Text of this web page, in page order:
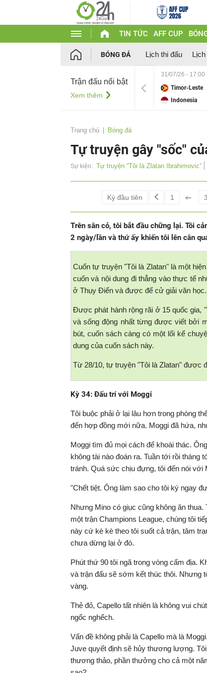
TIN TỨC AFF CUP
BÓNG ĐÁ Lịch thi đấu
Trận đấu nổi bật
Xem thêm
31/07/26 - 17:00
Timor-Leste
Indonesia
Trang chủ Bóng đá
Tự truyện gây "sốc"
Sự kiện: Tự truyện “Tôi là Zlatan Ibrahimovic”
Kỳ đầu tiên 1
Trên sân cỏ, tôi bắt đầu chững lại. Tôi
2 ngày/lần và thứ ấy khiến tôi lên cân
Cuốn tự truyện "Tôi là Zlatan" là một
cuốn và nội dung đi thẳng vào thực tế
ở Thụy Điển và được để cử giải văn học.
Được phát hành rộng rãi ở 15 quốc gia,
và sống động nhất từng được viết bởi
bút, cuốn sách càng có một lối kể
dung của cuốn sách này.
Từ 28/10, tự truyện "Tôi là Zlatan" được
Kỳ 34: Đấu trí với Moggi
Tôi buộc phải ở lại lâu hơn trong phòng
đến hợp đồng mới nữa. Moggi đã hứa,
Moggi tìm đủ mọi cách để khoái thác.
không tài nào đoán ra. Tuần tới rồi tháng
tránh. Quá sức chịu đựng, tôi đến nói với
"Chết tiệt. Ông làm sao cho tôi ký ngay
Nhưng Mino có giục cũng không ăn
một trận Champions League, chúng tôi
này cứ kè kè theo tôi suốt cả trận, tâm
chưa dừng lại ở đó.
Phút thứ 90 tôi ngã trong vòng cấm địa.
và trận đấu sẽ sớm kết thúc thôi. Nhưng
vàng.
Thẻ đỏ, Capello tất nhiên là không vui
ngốc nghếch.
Vấn đề không phải là Capello mà là
Juve quyết định sẽ hủy thương lượng.
thương thảo, phần thưởng cho cả một